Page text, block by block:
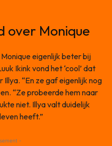
over Monique
eigenlijk beter bij
Ikink vond het ‘cool’ dat
“En ze gaf eigenlijk nog
“Ze probeerde hem naar
niet. Illya valt duidelijk
heeft.”
-